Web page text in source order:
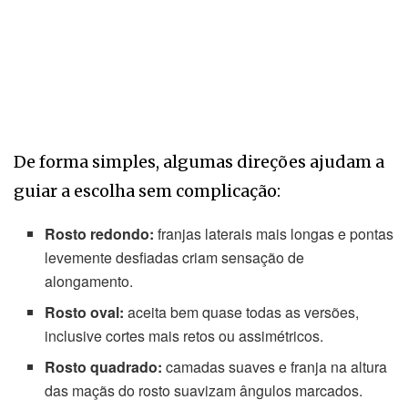
De forma simples, algumas direções ajudam a
guiar a escolha sem complicação:
Rosto redondo: franjas laterais mais longas e pontas
levemente desfiadas criam sensação de
alongamento.
Rosto oval: aceita bem quase todas as versões,
inclusive cortes mais retos ou assimétricos.
Rosto quadrado: camadas suaves e franja na altura
das maçãs do rosto suavizam ângulos marcados.